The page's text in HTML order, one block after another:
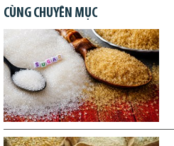
CÙNG CHUYÊN MỤC